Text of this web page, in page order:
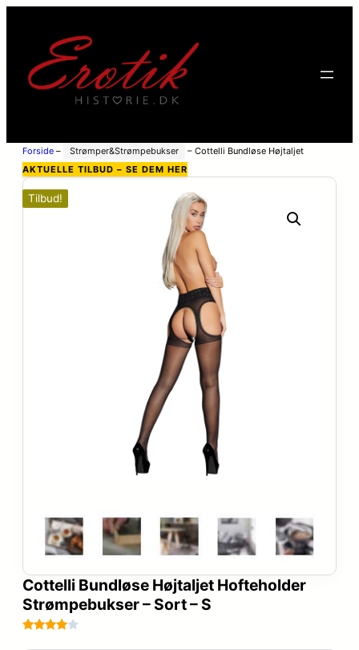
Forside – Strømper&Strømpebukser – Cottelli Bundløse Højtaljet
Hofteholder Strømpebukser – Sort – S
AKTUELLE TILBUD – SE DEM HER
Tilbud!
Cottelli Bundløse Højtaljet Hofteholder
Strømpebukser – Sort – S